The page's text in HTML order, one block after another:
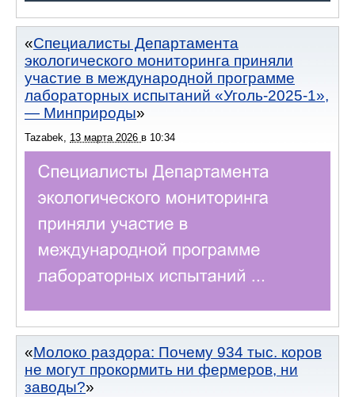
Специалисты Департамента
экологического мониторинга приняли
участие в международной программе
лабораторных испытаний «Уголь-2025-1»,
— Минприроды
Tazabek 13 марта 2026 в 10:34
Молоко раздора: Почему 934 тыс. коров
не могут прокормить ни фермеров, ни
заводы?